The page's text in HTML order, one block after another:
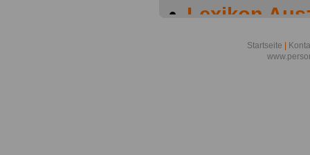
Lexikon
Buchstabe B
Lexikon
Startseite